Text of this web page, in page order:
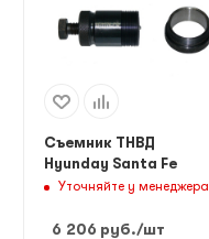
Съемник ТНВД
Hyunday Santa Fe
Уточняйте у менеджера
6 206 руб./шт